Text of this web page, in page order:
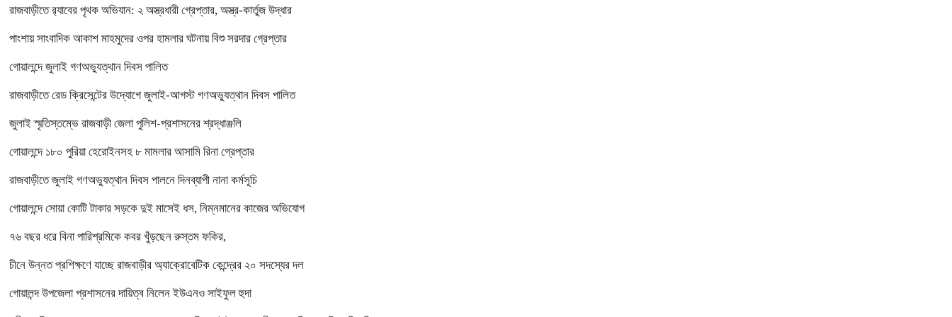
রাজবাড়ীতে র‌্যাবের পৃথক অভিযান: ২ অস্ত্রধারী গ্রেপ্তার, অস্ত্র-কার্তুজ উদ্ধার
পাংশায় সাংবাদিক আকাশ মাহমুদের ওপর হামলার ঘটনায় বিশু সরদার গ্রেপ্তার
গোয়ালন্দে জুলাই গণঅভ্যুত্থান দিবস পালিত
রাজবাড়ীতে রেড ক্রিসেন্টের উদ্যোগে জুলাই-আগস্ট গণঅভ্যুত্থান দিবস পালিত
জুলাই স্মৃতিস্তম্ভে রাজবাড়ী জেলা পুলিশ-প্রশাসনের শ্রদ্ধাঞ্জলি
গোয়ালন্দে ১৮০ পুরিয়া হেরোইনসহ ৮ মামলার আসামি রিনা গ্রেপ্তার
রাজবাড়ীতে জুলাই গণঅভ্যুত্থান দিবস পালনে দিনব্যাপী নানা কর্মসূচি
গোয়ালন্দে সোয়া কোটি টাকার সড়কে দুই মাসেই ধস, নিম্নমানের কাজের অভিযোগ
৭৬ বছর ধরে বিনা পারিশ্রমিকে কবর খুঁড়ছেন রুস্তম ফকির,
চীনে উন্নত প্রশিক্ষণে যাচ্ছে রাজবাড়ীর অ্যাক্রোবেটিক কেন্দ্রের ২০ সদস্যের দল
গোয়ালন্দ উপজেলা প্রশাসনের দায়িত্ব নিলেন ইউএনও সাইফুল হুদা